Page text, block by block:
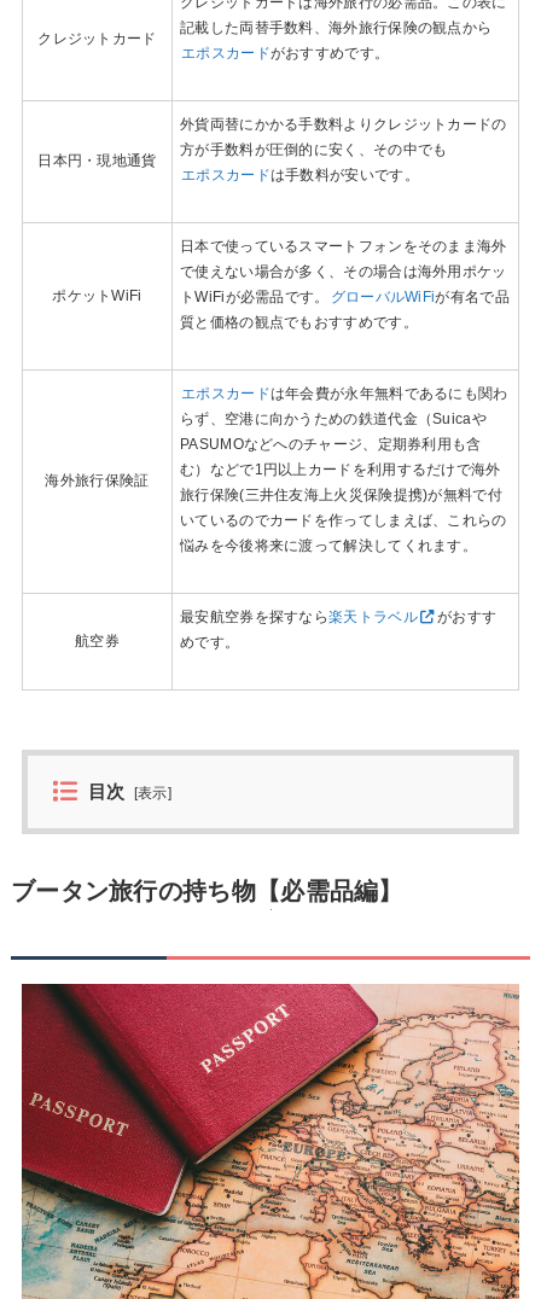
クレジットカード
記載した両替手数料、海外旅行保険の観点から
エポスカードがおすすめです。
日本円・現地通貨
外貨両替にかかる手数料よりクレジットカードの
方が手数料が圧倒的に安く、その中でも
エポスカードは手数料が安いです。
ポケットWiFi
日本で使っているスマートフォンをそのまま海外
で使えない場合が多く、その場合は海外用ポケッ
トWiFiが必需品です。
グローバルWiFiが有名で品
質と価格の観点でもおすすめです。
海外旅行保険証
エポスカードは年会費が永年無料であるにも関わ
らず、空港に向かうための鉄道代金（Suicaや
PASUMOなどへのチャージ、定期券利用も含
む）などで1円以上カードを利用するだけで海外
旅行保険(三井住友海上火災保険提携)が無料で付
いているのでカードを作ってしまえば、これらの
悩みを今後将来に渡って解決してくれます。
航空券
最安航空券を探すなら楽天トラベル
がおすす
めです。
目次 [表示]
ブータン旅行の持ち物【必需品編】